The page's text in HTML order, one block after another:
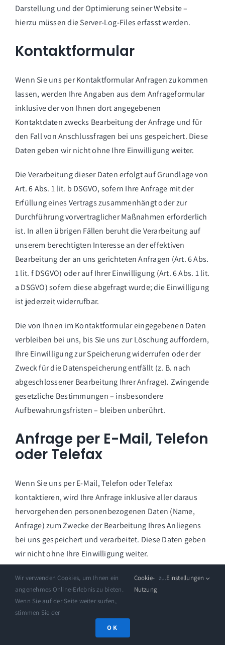
Darstellung und der Optimierung seiner Website –
hierzu müssen die Server-Log-Files erfasst werden.
Kontaktformular
Wenn Sie uns per Kontaktformular Anfragen zukommen
lassen, werden Ihre Angaben aus dem Anfrageformular
inklusive der von Ihnen dort angegebenen
Kontaktdaten zwecks Bearbeitung der Anfrage und für
den Fall von Anschlussfragen bei uns gespeichert. Diese
Daten geben wir nicht ohne Ihre Einwilligung weiter.
Die Verarbeitung dieser Daten erfolgt auf Grundlage von
Art. 6 Abs. 1 lit. b DSGVO, sofern Ihre Anfrage mit der
Erfüllung eines Vertrags zusammenhängt oder zur
Durchführung vorvertraglicher Maßnahmen erforderlich
ist. In allen übrigen Fällen beruht die Verarbeitung auf
unserem berechtigten Interesse an der effektiven
Bearbeitung der an uns gerichteten Anfragen (Art. 6 Abs.
1 lit. f DSGVO) oder auf Ihrer Einwilligung (Art. 6 Abs. 1 lit.
a DSGVO) sofern diese abgefragt wurde; die Einwilligung
ist jederzeit widerrufbar.
Die von Ihnen im Kontaktformular eingegebenen Daten
verbleiben bei uns, bis Sie uns zur Löschung auffordern,
Ihre Einwilligung zur Speicherung widerrufen oder der
Zweck für die Datenspeicherung entfällt (z. B. nach
abgeschlossener Bearbeitung Ihrer Anfrage). Zwingende
gesetzliche Bestimmungen – insbesondere
Aufbewahrungsfristen – bleiben unberührt.
Anfrage per E-Mail, Telefon
oder Telefax
Wenn Sie uns per E-Mail, Telefon oder Telefax
kontaktieren, wird Ihre Anfrage inklusive aller daraus
hervorgehenden personenbezogenen Daten (Name,
Anfrage) zum Zwecke der Bearbeitung Ihres Anliegens
bei uns gespeichert und verarbeitet. Diese Daten geben
wir nicht ohne Ihre Einwilligung weiter.
Die Verarbeitung dieser Daten erfolgt auf Grundlage von
Art. 6 Abs. 1 lit. b DSGVO, sofern Ihre Anfrage mit der
Erfüllung eines Vertrags zusammenhängt oder zur
Durchführung vorvertraglicher Maßnahmen erforderlich
ist. In allen übrigen Fällen beruht die Verarbeitung auf
Wir verwenden Cookies, um Ihnen ein
angenehmes Online-Erlebnis zu bieten.
Wenn Sie auf der Seite weiter surfen,
stimmen Sie der
Cookie-
Nutzung
zu.Einstellungen
OK